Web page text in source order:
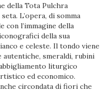
della Tota Pulchra
L’opera, di somma
con l’immagine della
della sua
e celeste. Il tondo viene
smeraldi, rubini
liturgico
ed economico.
circondata di fiori che